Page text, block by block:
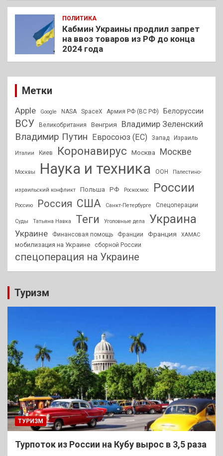
ПОЛИТИКА
Кабмин Украины продлил запрет
на ввоз товаров из РФ до конца
2024 года
Метки
Apple Google NASA SpaceX Армия РФ (ВС РФ) Белоруссии
ВСУ Великобритания Венгрия Владимир Зеленский
Владимир Путин Евросоюз (ЕС) Запад Израиль
Италии Киев Коронавирус Москва Москве
Москвы Наука и техника ООН Палестино-
израильский конфликт Польша РФ Роскосмос России
Россию Россия США Санкт-Петербурге Спецоперации
Суды Татьяна Навка Теги Уголовные дела Украина
Украине Финансовая помощь Франции Франция ХАМАС
мобилизация на Украине сборной России
спецоперация на Украине
Туризм
ТУРИЗМ
Турпоток из России на Кубу вырос в 3,5 раза